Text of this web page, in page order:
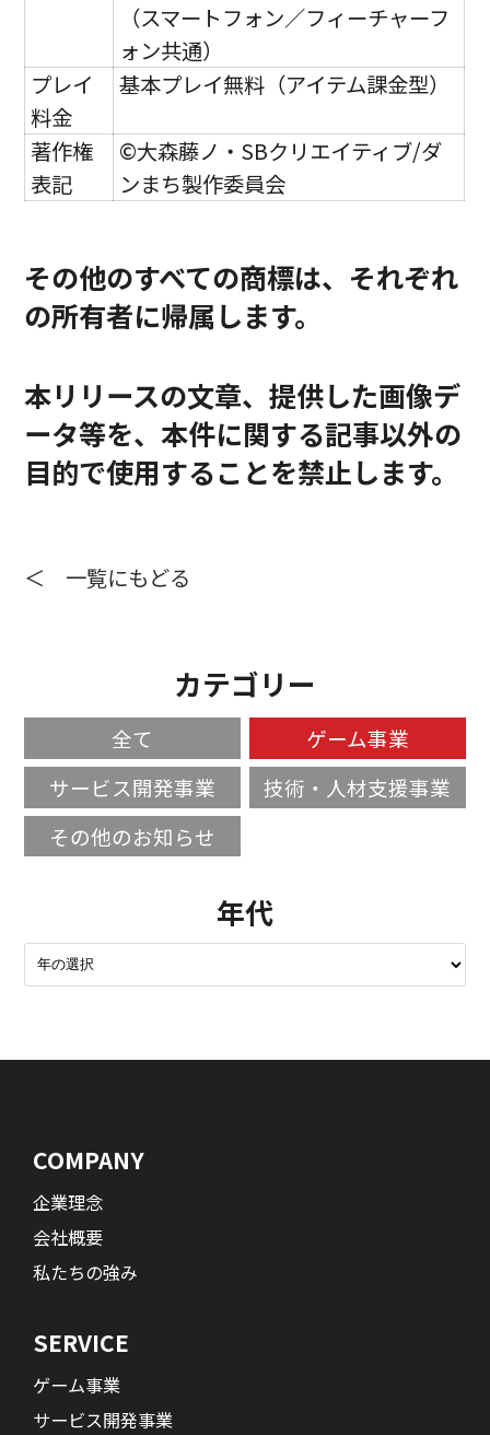
（スマートフォン／フィーチャーフ
ォン共通）
プレイ
料金
基本プレイ無料（アイテム課金型）
著作権
表記
©大森藤ノ・SBクリエイティブ/ダ
ンまち製作委員会
その他のすべての商標は、それぞれ
の所有者に帰属します。
本リリースの文章、提供した画像デ
ータ等を、本件に関する記事以外の
目的で使用することを禁止します。
＜ 一覧にもどる
カテゴリー
全て
ゲーム事業
サービス開発事業
技術・人材支援事業
その他のお知らせ
年代
COMPANY
企業理念
会社概要
私たちの強み
SERVICE
ゲーム事業
サービス開発事業